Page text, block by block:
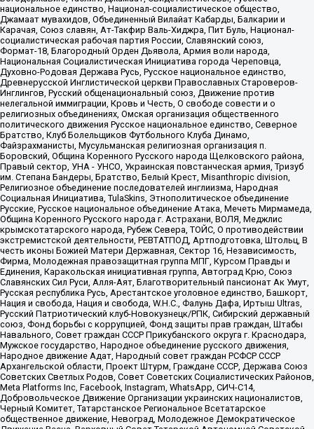
национальное единство, Национал-социалистическое общество,
Джамаат мувахидов, Объединенный Вилайат Кабарды, Балкарии и
Карачая, Союз славян, Ат-Такфир Валь-Хиджра, Пит Буль, Национал-
социалистическая рабочая партия России, Славянский союз,
Формат-18, Благородный Орден Дьявола, Армия воли народа,
Национальная Социалистическая Инициатива города Череповца,
Духовно-Родовая Держава Русь, Русское национальное единство,
Древнерусской Инглистической церкви Православных Староверов-
Инглингов, Русский общенациональный союз, Движение против
нелегальной иммиграции, Кровь и Честь, О свободе совести и о
религиозных объединениях, Омская организация общественного
политического движения Русское национальное единство, Северное
Братство, Клуб Болельщиков Футбольного Клуба Динамо,
Файзрахманисты, Мусульманская религиозная организация п.
Боровский, Община Коренного Русского народа Щелковского района,
Правый сектор, УНА - УНСО, Украинская повстанческая армия, Тризуб
им. Степана Бандеры, Братство, Белый Крест, Misanthropic division,
Религиозное объединение последователей инглиизма, Народная
Социальная Инициатива, TulaSkins, Этнополитическое объединение
Русские, Русское национальное объединение Атака, Мечеть Мирмамеда,
Община Коренного Русского народа г. Астрахани, ВОЛЯ, Меджлис
крымскотатарского народа, Рубеж Севера, ТОЙС, О противодействии
экстремистской деятельности, РЕВТАТПОД, Артподготовка, Штольц, В
честь иконы Божией Матери Державная, Сектор 16, Независимость,
Фирма, Молодежная правозащитная группа МПГ, Курсом Правды и
Единения, Каракольская инициативная группа, Автоград Крю, Союз
Славянских Сил Руси, Алля-Аят, Благотворительный пансионат Ак Умут,
Русская республика Русь, Арестантское уголовное единство, Башкорт,
Нация и свобода, Нация и свобода, W.H.С., Фалунь Дафа, Иртыш Ultras,
Русский Патриотический клуб-Новокузнецк/РПК, Сибирский державный
союз, Фонд борьбы с коррупцией, Фонд защиты прав граждан, Штабы
Навального, Совет граждан СССР Прикубанского округа г. Краснодара,
Мужское государство, Народное объединение русского движения,
Народное движение Адат, Народный совет граждан РСФСР СССР
Архангельской области, Проект Штурм, Граждане СССР, Держава Союз
Советских Светлых Родов, Совет Советских Социалистических Районов,
Meta Platforms Inc, Facebook, Instagram, WhatsApp, СИЧ-С14,
Добровольческое Движение Организации украинских националистов,
Черный Комитет, Татарстанское Региональное Всетатарское
общественное движение, Невоград, Молодежное Демократическое